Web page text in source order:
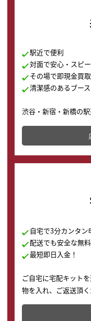
駅近で便利
対面で安心・スピ
その場で即現金買取
清潔感のあるブース
渋谷・新宿・新橋の
店舗を併設しており
の購入もできます♪
自宅で3分カンタン
配送でも安全な無
最短即日入金！
ご自宅に宅配キット
物を入れ、ご返送頂
テムです。
配送でも簡単&安全